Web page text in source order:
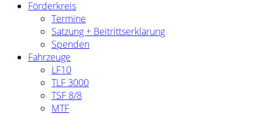
Förderkreis
Termine
Satzung + Beitrittserklärung
Spenden
Fahrzeuge
LF10
TLF 3000
TSF 8/8
MTF